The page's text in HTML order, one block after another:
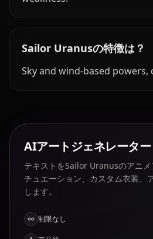
Sailor Uranusの特徴は？
Sky and wind-based powers,
AIアートジェネレーター
テキストをSailor Uranusのアニ
チュエーション、カスタム衣装、
します。
制限なし